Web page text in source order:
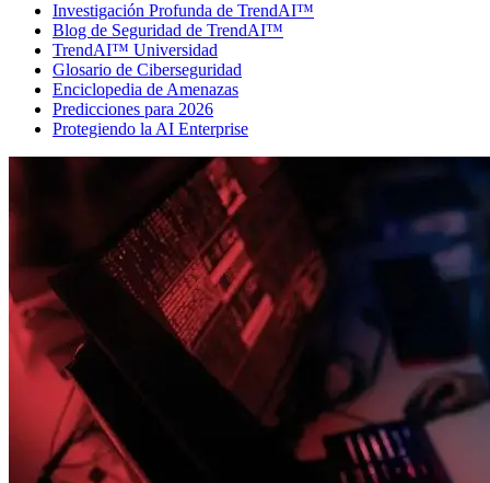
Investigación Profunda de TrendAI™
Blog de Seguridad de TrendAI™
TrendAI™ Universidad
Glosario de Ciberseguridad
Enciclopedia de Amenazas
Predicciones para 2026
Protegiendo la AI Enterprise